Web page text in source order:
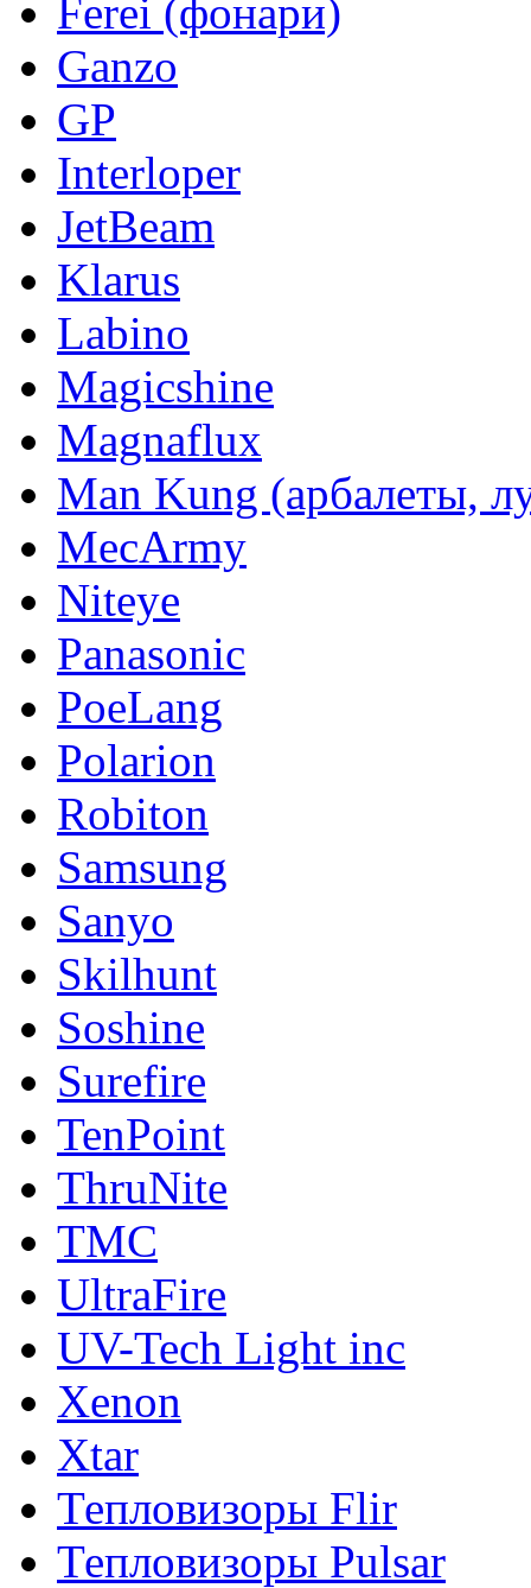
Ferei (фонари)
Ganzo
GP
Interloper
JetBeam
Klarus
Labino
Magicshine
Magnaflux
Man Kung (арбалеты,
MecArmy
Niteye
Panasonic
PoeLang
Polarion
Robiton
Samsung
Sanyo
Skilhunt
Soshine
Surefire
TenPoint
ThruNite
TMC
UltraFire
UV-Tech Light inc
Xenon
Xtar
Тепловизоры Flir
Тепловизоры Pulsar